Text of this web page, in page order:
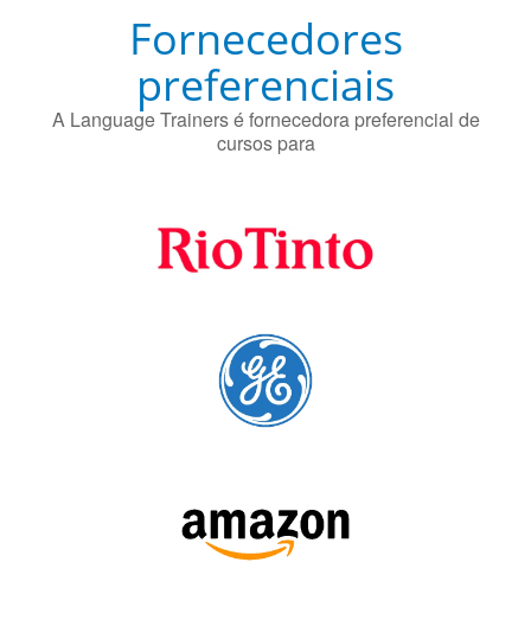
Fornecedores
preferenciais
A Language Trainers é fornecedora preferencial de
cursos para